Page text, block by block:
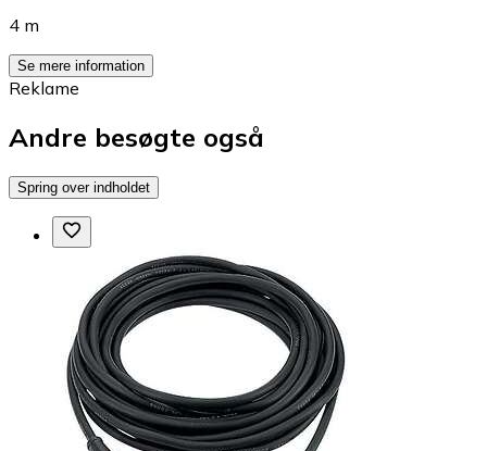
4 m
Se mere information
Reklame
Andre besøgte også
Spring over indholdet